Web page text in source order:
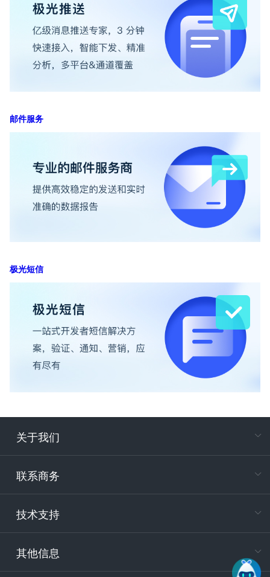
邮件服务
极光短信
关于我们
联系商务
技术支持
其他信息
电
400-
技